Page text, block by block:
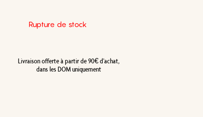
Rupture de stock
Livraison offerte à partir de 90€ d'achat,
dans les DOM uniquement